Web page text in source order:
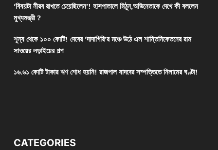
‘বিষয়টা নীরব রাখতে চেয়েছিলেন’! হাসপাতালে মিঠুন,অভিনেতাকে দেখে কী বললেন
মুখ্যমন্ত্রী ?
শূন্য থেকে ১০০ কোটি! দেবের ‘দাদাগিরি’র মঞ্চে উঠে এল শান্তিনিকেতনের রাম
সাওয়ের লড়াইয়ের গল্প
১৬.৬১ কোটি টাকার ঋণ শোধ হয়নি! রাজপাল যাদবের সম্পত্তিতে নিলামের ঘণ্টা!
CATEGORIES